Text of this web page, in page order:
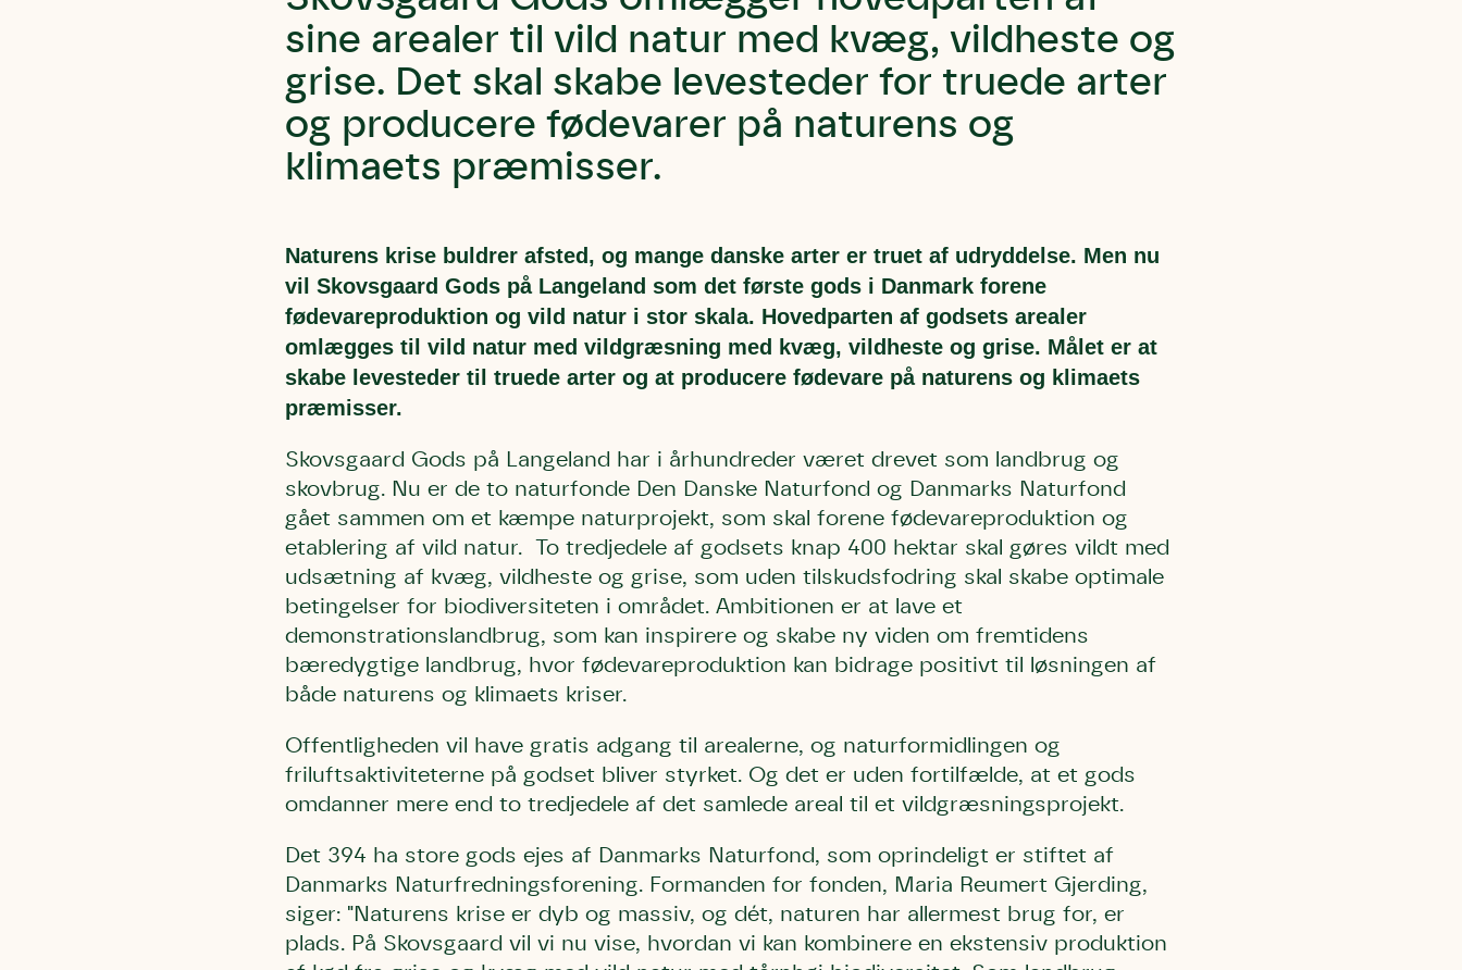
sine arealer til vild natur med kvæg, vildheste og
grise. Det skal skabe levesteder for truede arter
og producere fødevarer på naturens og
klimaets præmisser.
Naturens krise buldrer afsted, og mange danske arter er truet af udryddelse. Men nu
vil Skovsgaard Gods på Langeland som det første gods i Danmark forene
fødevareproduktion og vild natur i stor skala. Hovedparten af godsets arealer
omlægges til vild natur med vildgræsning med kvæg, vildheste og grise. Målet er at
skabe levesteder til truede arter og at producere fødevare på naturens og klimaets
præmisser.
Skovsgaard Gods på Langeland har i århundreder været drevet som landbrug og
skovbrug. Nu er de to naturfonde Den Danske Naturfond og Danmarks Naturfond
gået sammen om et kæmpe naturprojekt, som skal forene fødevareproduktion og
etablering af vild natur. To tredjedele af godsets knap 400 hektar skal gøres vildt med
udsætning af kvæg, vildheste og grise, som uden tilskudsfodring skal skabe optimale
betingelser for biodiversiteten i området. Ambitionen er at lave et
demonstrationslandbrug, som kan inspirere og skabe ny viden om fremtidens
bæredygtige landbrug, hvor fødevareproduktion kan bidrage positivt til løsningen af
både naturens og klimaets kriser.
Offentligheden vil have gratis adgang til arealerne, og naturformidlingen og
friluftsaktiviteterne på godset bliver styrket. Og det er uden fortilfælde, at et gods
omdanner mere end to tredjedele af det samlede areal til et vildgræsningsprojekt.
Det 394 ha store gods ejes af Danmarks Naturfond, som oprindeligt er stiftet af
Danmarks Naturfredningsforening. Formanden for fonden, Maria Reumert Gjerding,
siger: "Naturens krise er dyb og massiv, og dét, naturen har allermest brug for, er
plads. På Skovsgaard vil vi nu vise, hvordan vi kan kombinere en ekstensiv produktion